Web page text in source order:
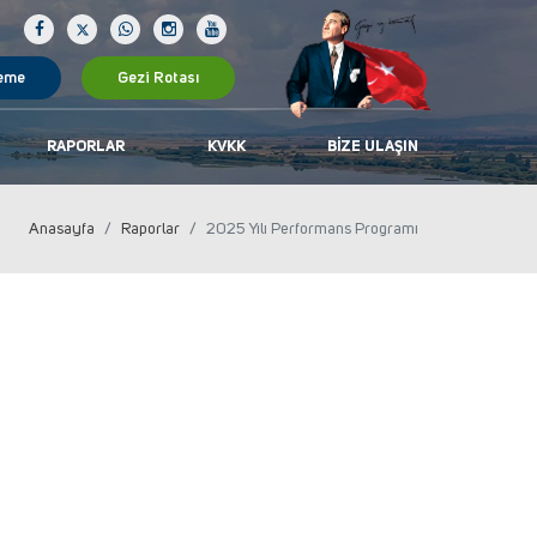
Gezi Rotası
RAPORLAR KVKK BIZE ULAŞIN
Anasayfa Raporlar 2025 Yılı Performans Programı